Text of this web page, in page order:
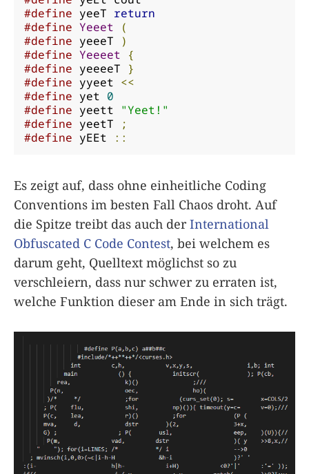
#define yeeT return
#define Yeeet
(
#define yeeeT
)
#define Yeeeet {
#define yeeeeT }
#define yyeet <<
#define yet 0
#define yeett "Yeet!"
#define yeetT
;
#define yEEt ::
Es zeigt auf, dass ohne einheitliche Coding
Conventions im besten Fall Chaos droht. Auf
die Spitze treibt das auch derInternational
Obfuscated C Code Contest, bei welchem es
darum geht, Quelltext möglichst so zu
verschleiern, dass nur schwer zu erraten ist,
welche Funktion dieser am Ende in sich trägt.